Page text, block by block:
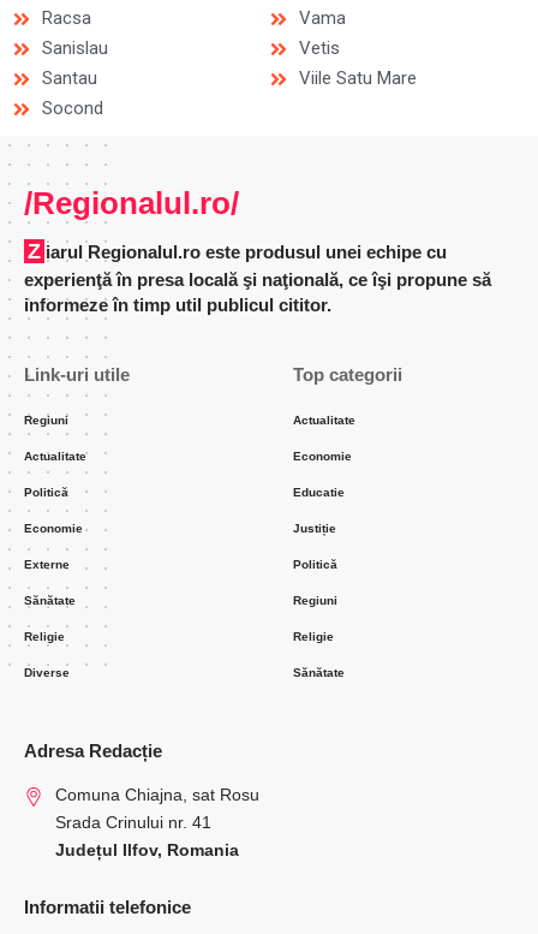
Racsa
Sanislau
Santau
Socond
Vama
Vetis
Viile Satu Mare
/Regionalul.ro/
Ziarul Regionalul.ro este produsul unei echipe cu
experienţă în presa locală şi naţională, ce îşi propune să
informeze în timp util publicul cititor.
Link-uri utile
Regiuni
Actualitate
Politică
Economie
Externe
Sănătate
Religie
Diverse
Top categorii
Actualitate
Economie
Educatie
Justiție
Politică
Regiuni
Religie
Sănătate
Adresa Redacție
Comuna Chiajna, sat Rosu
Srada Crinului nr. 41
Județul Ilfov, Romania
Informatii telefonice